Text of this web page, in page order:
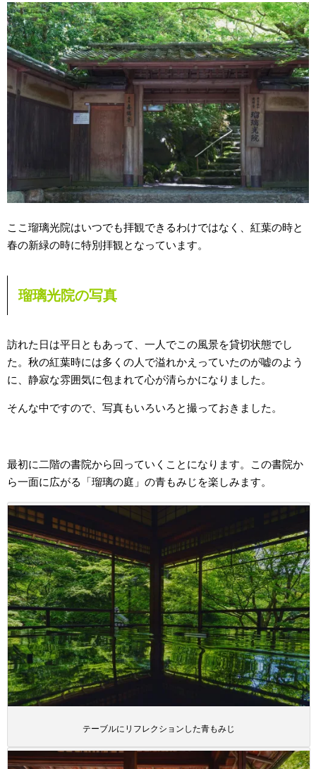
ここ瑠璃光院はいつでも拝観できるわけではなく、紅葉の時と
春の新緑の時に特別拝観となっています。
瑠璃光院の写真
訪れた日は平日ともあって、一人でこの風景を貸切状態でし
た。秋の紅葉時には多くの人で溢れかえっていたのが嘘のよう
に、静寂な雰囲気に包まれて心が清らかになりました。
そんな中ですので、写真もいろいろと撮っておきました。
最初に二階の書院から回っていくことになります。この書院か
ら一面に広がる「瑠璃の庭」の青もみじを楽しみます。
テーブルにリフレクションした青もみじ